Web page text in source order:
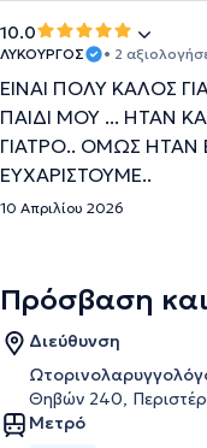
10.0
ΛΥΚΟΥΡΓΟΣ • 2
ΕΙΝΑΙ ΠΟΛΥ ΚΑΛΟΣ
ΠΑΙΔΙ ΜΟΥ ... ΗΤΑΝ
ΓΙΑΤΡΟ.. ΟΜΩΣ ΗΤΑΝ
ΕΥΧΑΡΙΣΤΟΥΜΕ..
10 Απριλίου 2026
Πρόσβαση και
Διεύθυνση
Θηβών 240,
Μετρό